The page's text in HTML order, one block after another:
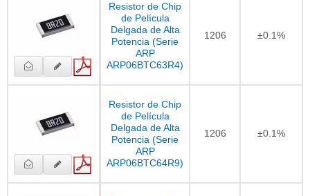
Resistor de Chip
de Película
Delgada de Alta
Potencia (Serie
ARP
ARP06BTC63R4)
1206 ±0.1%
Resistor de Chip
de Película
Delgada de Alta
Potencia (Serie
ARP
ARP06BTC64R9)
1206 ±0.1%